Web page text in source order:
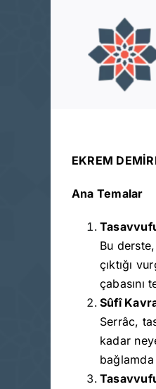
EKREM
Ana Temalar
Bu
çıktığı
çabasını
Sûfî
Serrâc,
kadar